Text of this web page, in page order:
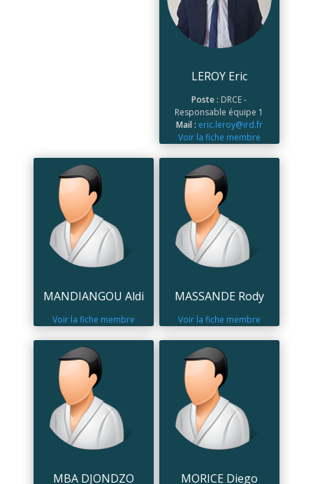
LEROY Eric
Poste : DRCE -
Responsable équipe 1
Mail : eric.leroy@ird.fr
Voir la fiche membre
MANDIANGOU Aldi
Voir la fiche membre
MASSANDE Rody
Voir la fiche membre
MBA DJONDZO
MORICE Diego